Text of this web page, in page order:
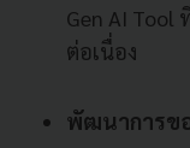
Gen AI
ต่อเนื่อง
พัฒนาการขอ